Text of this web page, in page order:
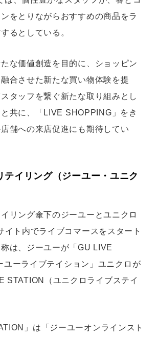
をとりながらおすすめの商品をラ
るとしている。
な価値創造を目的に、ショッピン
合させた新たな買い物体験を提
タッフを繋ぐ新たな取り組みとし
共に、「LIVE SHOPPING」をき
舗への来店促進にも期待してい
テイリング（ジーユー・ユニク
リング傘下のジーユーとユニクロ
イト内でライブコマースをスタート
は、ジーユーが「GU LIVE
ユーライブテイション」ユニクロが
STATION（ユニクロライブステイ
」は「ジーユーオンラインスト